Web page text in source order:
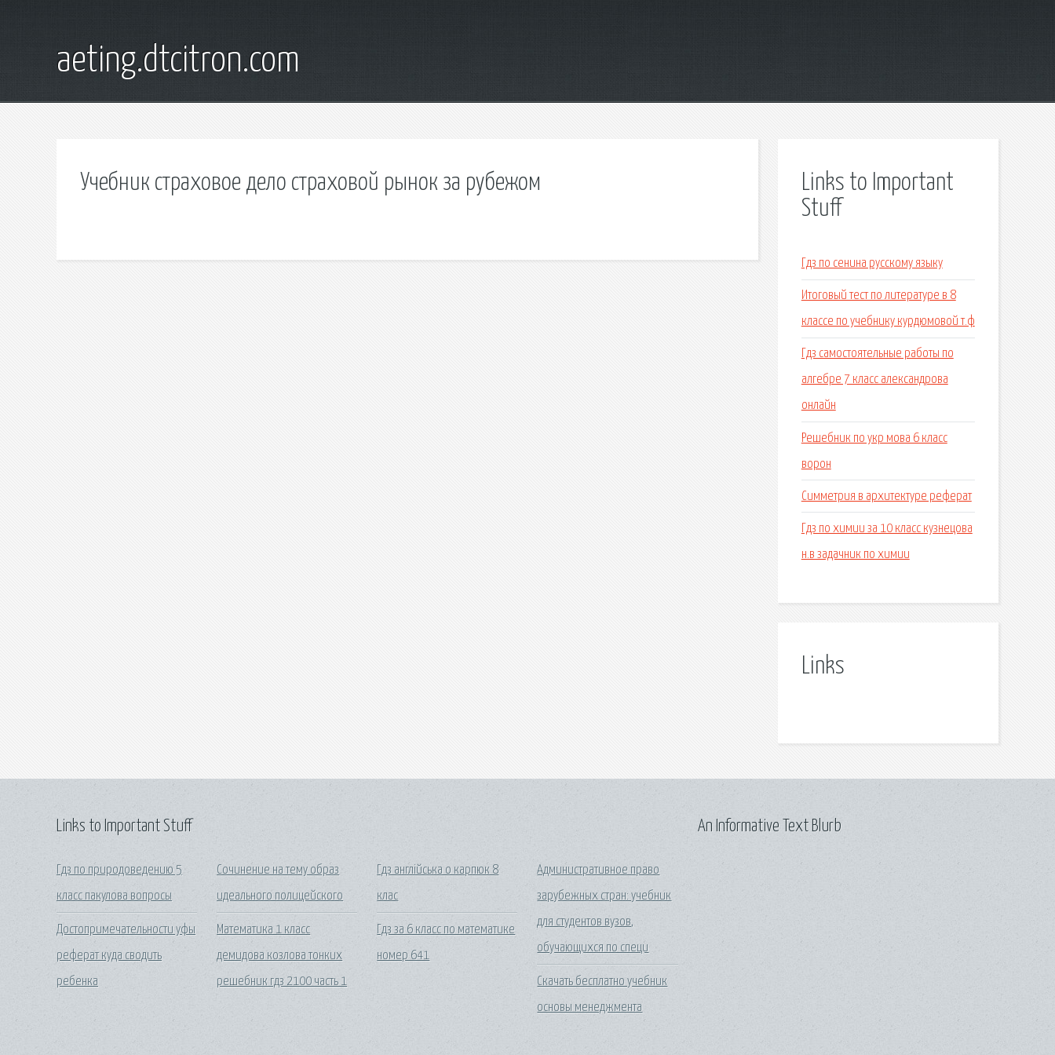
aeting.dtcitron.com
Учебник страховое дело страховой рынок за рубежом
Links to Important
Stuff
Гдз по сенина русскому языку
Итоговый тест по литературе в 8
классе по учебнику курдюмовой т.ф
Гдз самостоятельные работы по
алгебре 7 класс александрова
онлайн
Решебник по укр мова 6 класс
ворон
Симметрия в архитектуре реферат
Гдз по химии за 10 класс кузнецова
н.в задачник по химии
Links
Links to Important Stuff
Гдз по природоведению 5
класс пакулова вопросы
Достопримечательности уфы
реферат куда сводить
ребенка
Сочинение на тему образ
идеального полицейского
Математика 1 класс
демидова козлова тонких
решебник гдз 2100 часть 1
Гдз англійська о карпюк 8
клас
Гдз за 6 класс по математике
номер 641
Административное право
зарубежных стран: учебник
для студентов вузов,
обучающихся по специ
Скачать бесплатно учебник
основы менеджмента
An Informative Text Blurb